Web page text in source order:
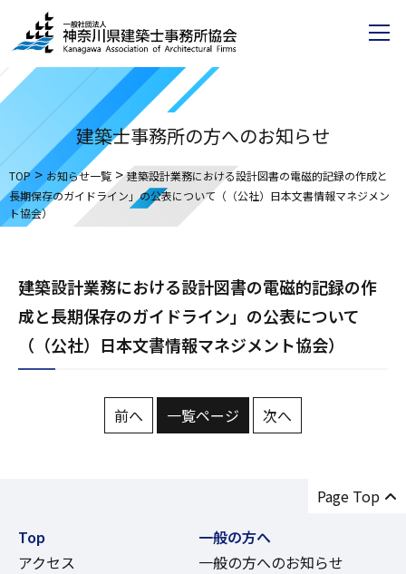
建築士事務所の方へのお知らせ
TOP> お知らせ一覧 >建築設計業務における設計図書の電磁的記録の作成と
長期保存のガイドライン」の公表について（（公社）日本文書情報マネジメン
ト協会）
建築設計業務における設計図書の電磁的記録の作
成と長期保存のガイドライン」の公表について
（（公社）日本文書情報マネジメント協会）
前へ 一覧ページ 次へ
Page Top
Top
アクセス
一般の方へ
一般の方へのお知らせ